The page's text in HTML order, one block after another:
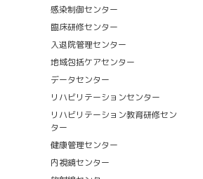
感染制御センター
臨床研修センター
入退院管理センター
地域包括ケアセンター
データセンター
リハビリテーションセンター
リハビリテーション教育研修セン
ター
健康管理センター
内視鏡センター